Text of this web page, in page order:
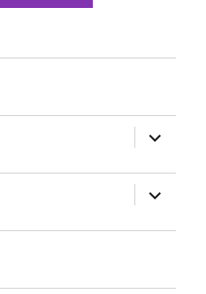
anzeigen
anzeigen